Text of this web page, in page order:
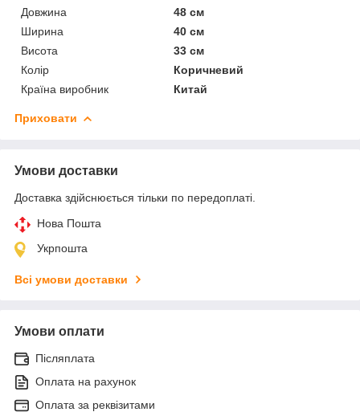
Довжина
48 см
Ширина
40 см
Висота
33 см
Колір
Коричневий
Країна виробник
Китай
Приховати
Умови доставки
Доставка здійснюється тільки по передоплаті.
Нова Пошта
Укрпошта
Всі умови доставки
Умови оплати
Післяплата
Оплата на рахунок
Оплата за реквізитами